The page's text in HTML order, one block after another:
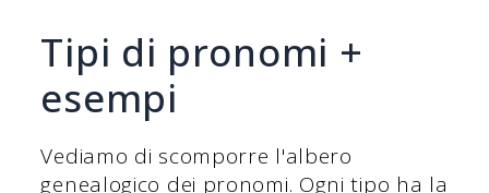
Tipi di pronomi +
esempi
Vediamo di scomporre l'albero
genealogico dei pronomi. Ogni tipo ha la